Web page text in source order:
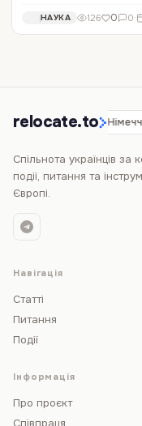
НАУКА 126 0 0·
здійснив запуск
з трьома астронавтами
НАУКА 691 0 0·
relocate.to
Іспанія
Спільнота українців за
події, питання та
Європі.
Навігація
Статті
Питання
Події
Інформація
Про проєкт
Співпраця